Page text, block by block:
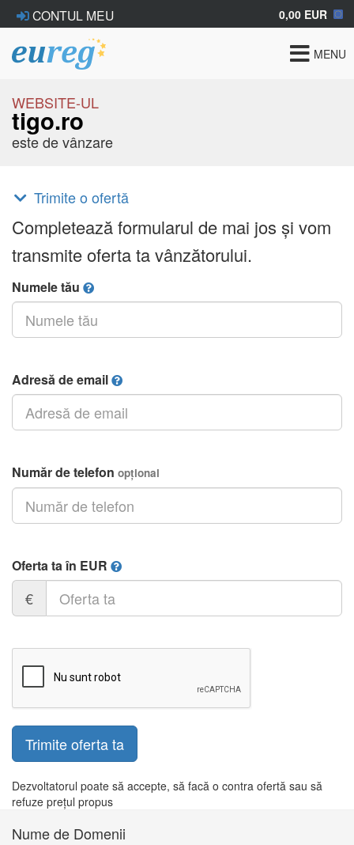
CONTUL MEU 0,00 EUR
Toggle
MENU
WEBSITE-UL
tigo.ro
este de vânzare
Trimite o ofertă
Completează formularul de mai jos și vom
transmite oferta ta vânzătorului.
Numele tău
Adresă de email
Număr de telefon opțional
Oferta ta în EUR
€
Trimite oferta ta
Dezvoltatorul poate să accepte, să facă o contra ofertă sau să
refuze prețul propus
Nume de Domenii